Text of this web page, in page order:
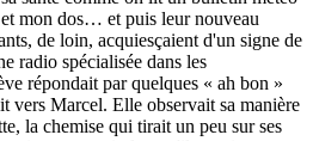
mon dos… et puis leur nouveau
de loin, acquiesçaient d'un signe de
radio spécialisée dans les
répondait par quelques « ah bon »
vers Marcel. Elle observait sa manière
la chemise qui tirait un peu sur ses